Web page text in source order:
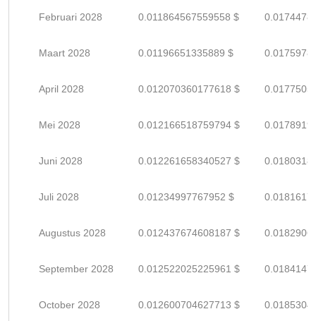
Februari 2028 0.011864567559558 $
Maart 2028 0.01196651335889 $
April 2028 0.012070360177618 $
Mei 2028 0.012166518759794 $
Juni 2028 0.012261658340527 $
Juli 2028 0.01234997767952 $
Augustus 2028 0.012437674608187 $
September 2028 0.012522025225961 $
October 2028 0.012600704627713 $